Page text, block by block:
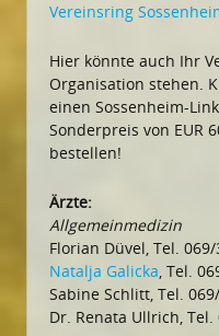
Vereinsring
Hier könnte auch Ihr
Organisation stehen.
einen Sossenheim-
Sonderpreis von EUR
bestellen!
Ärzte:
Allgemeinmedizin
Florian Düvel, Tel.
Natalja Galicka, Tel.
Sabine Schlitt, Tel.
Dr. Renata Ullrich, Tel.